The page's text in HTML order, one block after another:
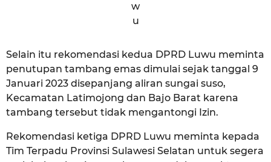
w
u
Selain itu rekomendasi kedua DPRD Luwu meminta
penutupan tambang emas dimulai sejak tanggal 9
Januari 2023 disepanjang aliran sungai suso,
Kecamatan Latimojong dan Bajo Barat karena
tambang tersebut tidak mengantongi Izin.
Rekomendasi ketiga DPRD Luwu meminta kepada
Tim Terpadu Provinsi Sulawesi Selatan untuk segera